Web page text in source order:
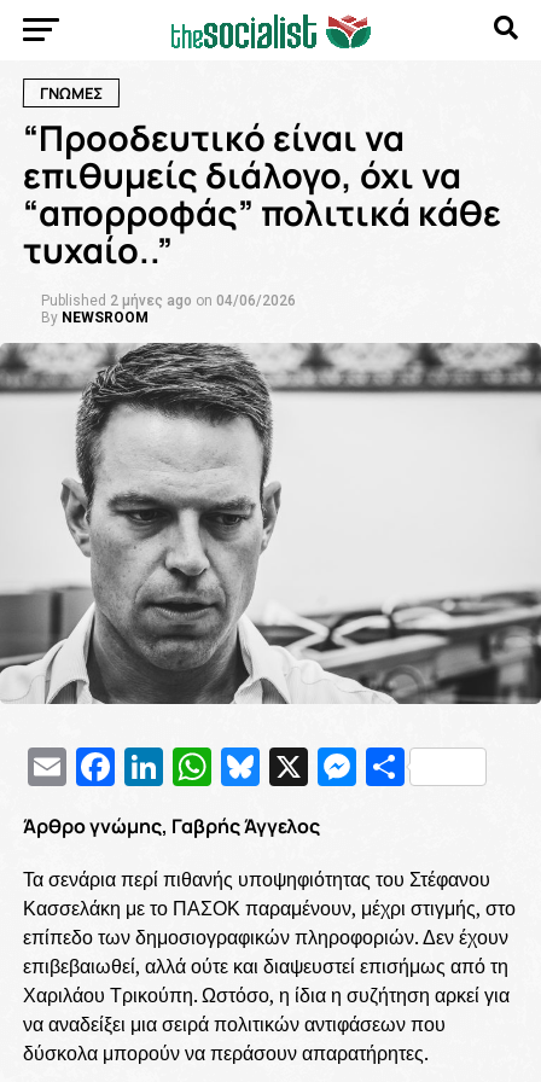
ΓΝΩΜΕΣ
“Προοδευτικό είναι να
επιθυμείς διάλογο, όχι να
“απορροφάς” πολιτικά κάθε
τυχαίο..”
Published 2 μήνες ago on 04/06/2026
By NEWSROOM
EmailFacebook
LinkedIn
WhatsApp
Bluesky
X
Άρθρο γνώμης, Γαβρής Άγγελος
Τα σενάρια περί πιθανής υποψηφιότητας του Στέφανου
Κασσελάκη με το ΠΑΣΟΚ παραμένουν, μέχρι στιγμής, στο
επίπεδο των δημοσιογραφικών πληροφοριών. Δεν έχουν
επιβεβαιωθεί, αλλά ούτε και διαψευστεί επισήμως από τη
Χαριλάου Τρικούπη. Ωστόσο, η ίδια η συζήτηση αρκεί για
να αναδείξει μια σειρά πολιτικών αντιφάσεων που
δύσκολα μπορούν να περάσουν απαρατήρητες.